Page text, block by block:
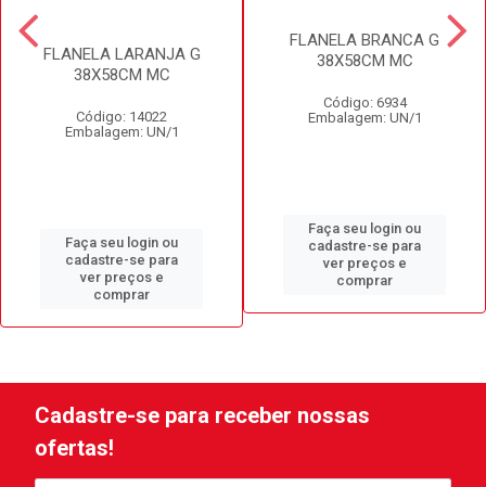
FLANELA LARANJA G
38X58CM MC
Código: 14022
Embalagem: UN/1
Faça seu login ou
cadastre-se para
ver preços e
comprar
FLANELA BRANCA G
38X58CM MC
Código: 6934
Embalagem: UN/1
Faça seu login ou
cadastre-se para
ver preços e
comprar
Cadastre-se para receber nossas
ofertas!